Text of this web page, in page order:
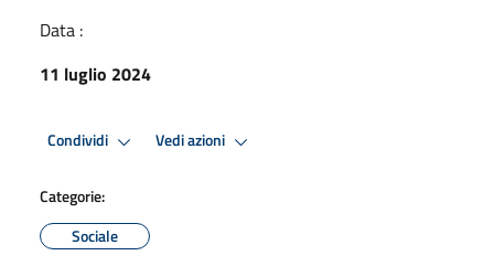
Data :
11 luglio 2024
Condividi Vedi azioni
Categorie:
Sociale